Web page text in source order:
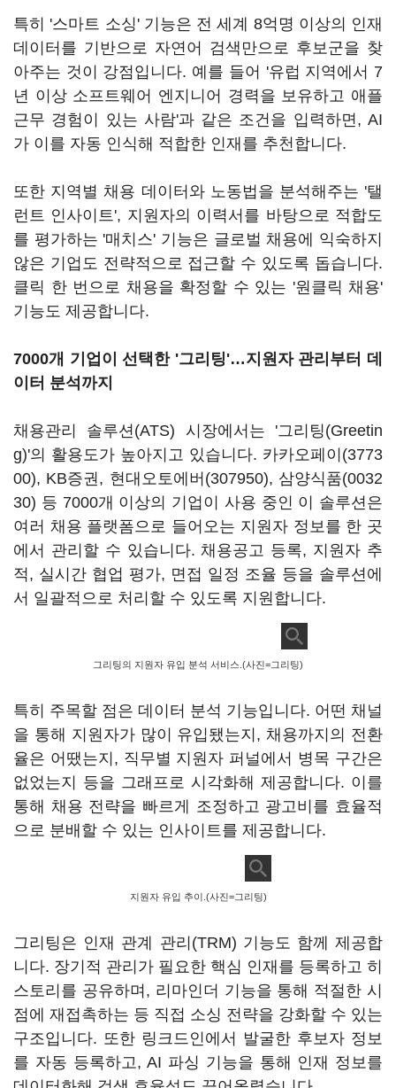
특히 '스마트 소싱' 기능은 전 세계 8억명 이상의 인재
데이터를 기반으로 자연어 검색만으로 후보군을 찾
아주는 것이 강점입니다. 예를 들어 '유럽 지역에서 7
년 이상 소프트웨어 엔지니어 경력을 보유하고 애플
근무 경험이 있는 사람'과 같은 조건을 입력하면, AI
가 이를 자동 인식해 적합한 인재를 추천합니다.
또한 지역별 채용 데이터와 노동법을 분석해주는 '탤
런트 인사이트', 지원자의 이력서를 바탕으로 적합도
를 평가하는 '매치스' 기능은 글로벌 채용에 익숙하지
않은 기업도 전략적으로 접근할 수 있도록 돕습니다.
클릭 한 번으로 채용을 확정할 수 있는 '원클릭 채용'
기능도 제공합니다.
7000개 기업이 선택한 '그리팅'…지원자 관리부터 데
이터 분석까지
채용관리 솔루션(ATS) 시장에서는 '그리팅(Greetin
g)'의 활용도가 높아지고 있습니다. 카카오페이(3773
00), KB증권, 현대오토에버(307950), 삼양식품(0032
30) 등 7000개 이상의 기업이 사용 중인 이 솔루션은
여러 채용 플랫폼으로 들어오는 지원자 정보를 한 곳
에서 관리할 수 있습니다. 채용공고 등록, 지원자 추
적, 실시간 협업 평가, 면접 일정 조율 등을 솔루션에
서 일괄적으로 처리할 수 있도록 지원합니다.
그리팅의 지원자 유입 분석 서비스.(사진=그리팅)
특히 주목할 점은 데이터 분석 기능입니다. 어떤 채널
을 통해 지원자가 많이 유입됐는지, 채용까지의 전환
율은 어땠는지, 직무별 지원자 퍼널에서 병목 구간은
없었는지 등을 그래프로 시각화해 제공합니다. 이를
통해 채용 전략을 빠르게 조정하고 광고비를 효율적
으로 분배할 수 있는 인사이트를 제공합니다.
지원자 유입 추이.(사진=그리팅)
그리팅은 인재 관계 관리(TRM) 기능도 함께 제공합
니다. 장기적 관리가 필요한 핵심 인재를 등록하고 히
스토리를 공유하며, 리마인더 기능을 통해 적절한 시
점에 재접촉하는 등 직접 소싱 전략을 강화할 수 있는
구조입니다. 또한 링크드인에서 발굴한 후보자 정보
를 자동 등록하고, AI 파싱 기능을 통해 인재 정보를